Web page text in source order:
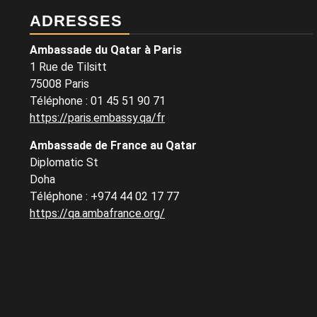
ADRESSES
Ambassade du Qatar à Paris
1 Rue de Tilsitt
75008 Paris
Téléphone : 01 45 51 90 71
https://paris.embassy.qa/fr
Ambassade de France au Qatar
Diplomatic St
Doha
Téléphone : +974 44 02 17 77
https://qa.ambafrance.org/